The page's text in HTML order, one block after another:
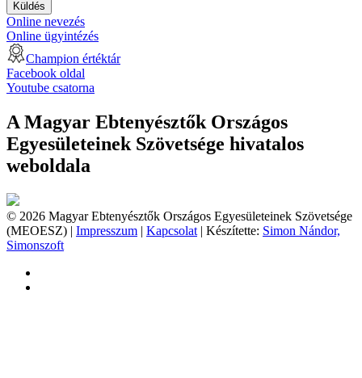
Küldés
Online nevezés
Online ügyintézés
Champion értéktár
Facebook oldal
Youtube csatorna
A Magyar Ebtenyésztők Országos
Egyesületeinek Szövetsége hivatalos
weboldala
© 2026 Magyar Ebtenyésztők Országos Egyesületeinek Szövetsége
(MEOESZ) | Impresszum | Kapcsolat | Készítette: Simon Nándor,
Simonszoft